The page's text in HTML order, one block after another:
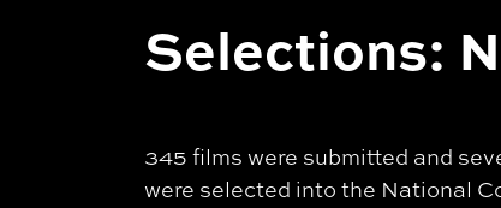
Selections:
345 films were submitted and
were selected into the National